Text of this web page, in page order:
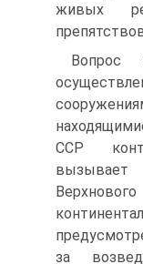
живых
ССР
вызывает
за